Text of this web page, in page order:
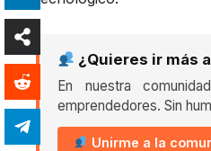
¿Quieres ir más
En nuestra
emprendedores. Sin
Unirme a la